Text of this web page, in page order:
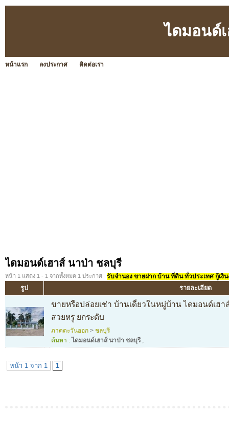
ไดมอนด์
หน้าแรก ลงประกาศ ติดต่อเรา
ไดมอนด์เฮาส์ นาป่า ชลบุรี
หน้า 1 แสดง 1 - 1 จากทั้งหมด 1 ประกาศ รับจำนอง ขายฝาก บ้าน ที่ดิน ทั่วประเทศ กู้เงิ
รูป รายละเอียด
ขายหรือปล่อยเช่า บ้านเดี่ยวในหมู่บ้าน ไดมอนด์เฮ
สวยหรู ยกระดับ
ภาคตะวันออก > ชลบุรี
ค้นหา : ไดมอนด์เฮาส์ นาป่า ชลบุรี,
หน้า 1 จาก 1 1